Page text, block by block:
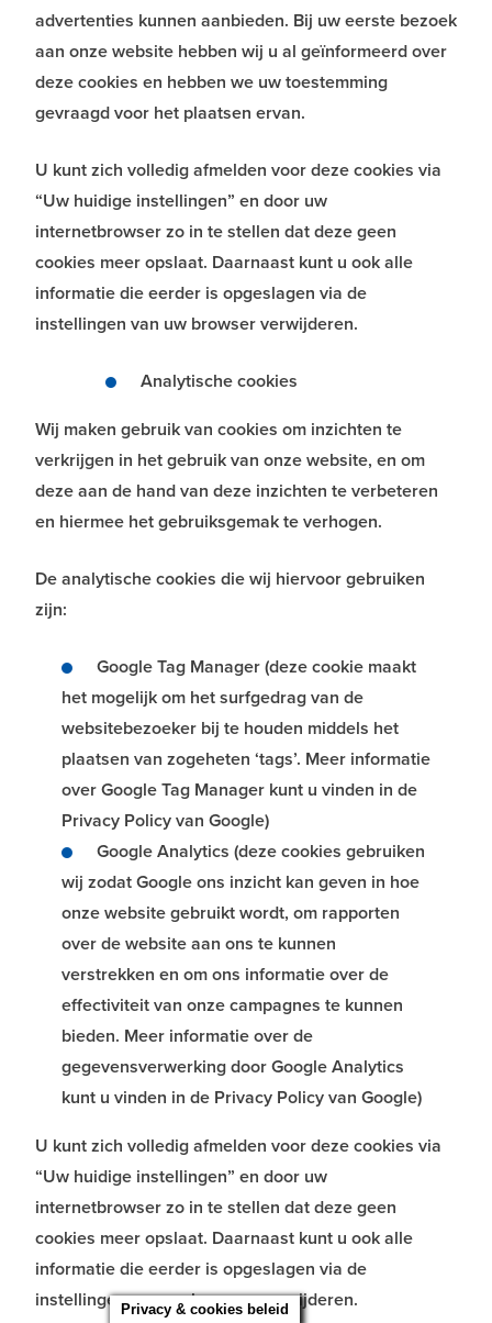
advertenties kunnen aanbieden. Bij uw eerste bezoek
aan onze website hebben wij u al geïnformeerd over
deze cookies en hebben we uw toestemming
gevraagd voor het plaatsen ervan.
U kunt zich volledig afmelden voor deze cookies via
“Uw huidige instellingen” en door uw
internetbrowser zo in te stellen dat deze geen
cookies meer opslaat. Daarnaast kunt u ook alle
informatie die eerder is opgeslagen via de
instellingen van uw browser verwijderen.
Analytische cookies
Wij maken gebruik van cookies om inzichten te
verkrijgen in het gebruik van onze website, en om
deze aan de hand van deze inzichten te verbeteren
en hiermee het gebruiksgemak te verhogen.
De analytische cookies die wij hiervoor gebruiken
zijn:
Google Tag Manager (deze cookie maakt
het mogelijk om het surfgedrag van de
websitebezoeker bij te houden middels het
plaatsen van zogeheten ‘tags’. Meer informatie
over Google Tag Manager kunt u vinden in de
Privacy Policy van Google)
Google Analytics (deze cookies gebruiken
wij zodat Google ons inzicht kan geven in hoe
onze website gebruikt wordt, om rapporten
over de website aan ons te kunnen
verstrekken en om ons informatie over de
effectiviteit van onze campagnes te kunnen
bieden. Meer informatie over de
gegevensverwerking door Google Analytics
kunt u vinden in de Privacy Policy van Google)
U kunt zich volledig afmelden voor deze cookies via
“Uw huidige instellingen” en door uw
internetbrowser zo in te stellen dat deze geen
cookies meer opslaat. Daarnaast kunt u ook alle
informatie die eerder is opgeslagen via de
instellingen van uw browser verwijderen.
Privacy & cookies beleid